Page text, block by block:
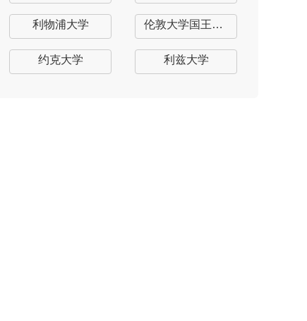
利物浦大学 伦敦大学国王学院
约克大学 利兹大学